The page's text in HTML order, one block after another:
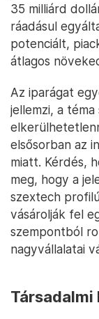
35 milliárd
ráadásul
potenciált,
átlagos
Az iparágat
jellemzi, a
elsősorban az
miatt. Kérdés,
meg, hogy a
szextech
vásárolják fel
szempontból
nagyvállalatai